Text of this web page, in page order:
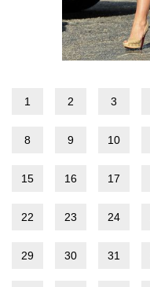
1 2 3
8 9 10
15 16 17
22 23 24
29 30 31